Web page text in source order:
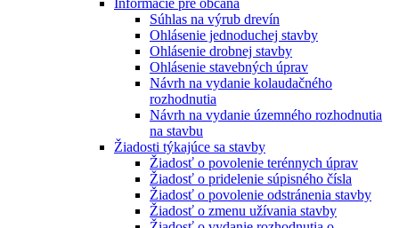
Informácie pre občana
Súhlas na výrub drevín
Ohlásenie jednoduchej stavby
Ohlásenie drobnej stavby
Ohlásenie stavebných úprav
Návrh na vydanie kolaudačného
rozhodnutia
Návrh na vydanie územného rozhodnutia
na stavbu
Žiadosti týkajúce sa stavby
Žiadosť o povolenie terénnych úprav
Žiadosť o pridelenie súpisného čísla
Žiadosť o povolenie odstránenia stavby
Žiadosť o zmenu užívania stavby